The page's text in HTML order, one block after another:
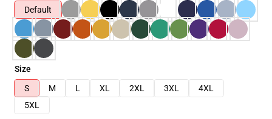
Default
Size
S
M L XL 2XL 3XL
4XL
5XL